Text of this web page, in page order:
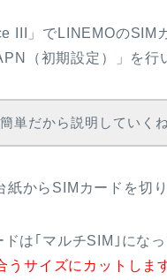
III」でLINEMOのSIM
（初期設定）」を行
単だから説明していくね
紙からSIMカードを切り
は｢マルチSIM｣にな
うサイズにカットしま